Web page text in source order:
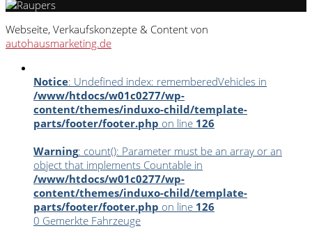
Webseite, Verkaufskonzepte & Content von
autohausmarketing.de
Notice: Undefined index: rememberedVehicles in
/www/htdocs/w01c0277/wp-
content/themes/induxo-child/template-
parts/footer/footer.php on line 126
Warning: count(): Parameter must be an array or an
object that implements Countable in
/www/htdocs/w01c0277/wp-
content/themes/induxo-child/template-
parts/footer/footer.php on line 126
0 Gemerkte Fahrzeuge